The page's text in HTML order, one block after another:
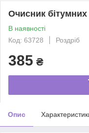
Очисник
В наявності
Код: 63728
Роздріб
385 ₴
Опис